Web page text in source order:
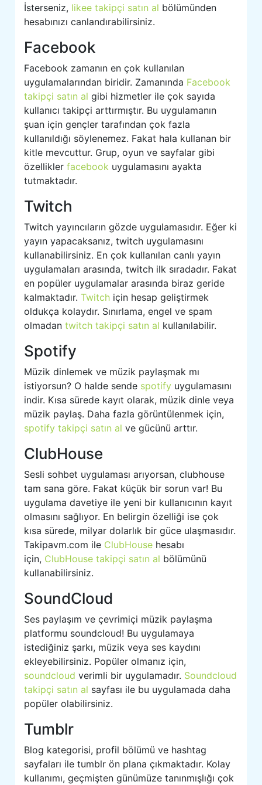
İsterseniz, likee takipçi satın al bölümünden
hesabınızı canlandırabilirsiniz.
Facebook
Facebook zamanın en çok kullanılan
uygulamalarından biridir. Zamanında Facebook
takipçi satın al gibi hizmetler ile çok sayıda
kullanıcı takipçi arttırmıştır. Bu uygulamanın
şuan için gençler tarafından çok fazla
kullanıldığı söylenemez. Fakat hala kullanan bir
kitle mevcuttur. Grup, oyun ve sayfalar gibi
özelliklerfacebook uygulamasını ayakta
tutmaktadır.
Twitch
Twitch yayıncıların gözde uygulamasıdır. Eğer ki
yayın yapacaksanız, twitch uygulamasını
kullanabilirsiniz. En çok kullanılan canlı yayın
uygulamaları arasında, twitch ilk sıradadır. Fakat
en popüler uygulamalar arasında biraz geride
kalmaktadır.Twitch için hesap geliştirmek
oldukça kolaydır. Sınırlama, engel ve spam
olmadantwitch takipçi satın al kullanılabilir.
Spotify
Müzik dinlemek ve müzik paylaşmak mı
istiyorsun? O halde sende spotify uygulamasını
indir. Kısa sürede kayıt olarak, müzik dinle veya
müzik paylaş. Daha fazla görüntülenmek için,
spotify takipçi satın al ve gücünü arttır.
ClubHouse
Sesli sohbet uygulaması arıyorsan, clubhouse
tam sana göre. Fakat küçük bir sorun var! Bu
uygulama davetiye ile yeni bir kullanıcının kayıt
olmasını sağlıyor. En belirgin özelliği ise çok
kısa sürede, milyar dolarlık bir güce ulaşmasıdır.
Takipavm.com ile ClubHouse hesabı
için, ClubHouse takipçi satın al bölümünü
kullanabilirsiniz.
SoundCloud
Ses paylaşım ve çevrimiçi müzik paylaşma
platformu soundcloud! Bu uygulamaya
istediğiniz şarkı, müzik veya ses kaydını
ekleyebilirsiniz. Popüler olmanız için,
soundcloud verimli bir uygulamadır. Soundcloud
takipçi satın al sayfası ile bu uygulamada daha
popüler olabilirsiniz.
Tumblr
Blog kategorisi, profil bölümü ve hashtag
sayfaları ile tumblr ön plana çıkmaktadır. Kolay
kullanımı, geçmişten günümüze tanınmışlığı çok